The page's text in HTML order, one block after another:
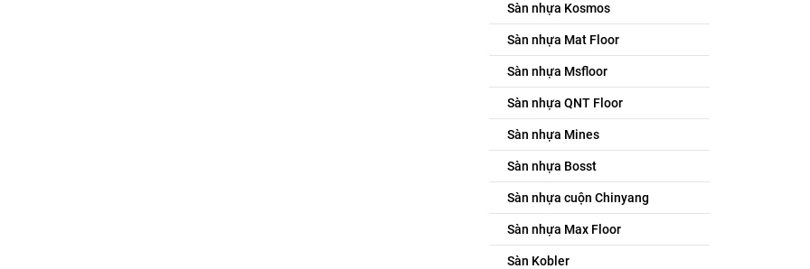
Sàn nhựa Kosmos
Sàn nhựa Mat Floor
Sàn nhựa Msfloor
Sàn nhựa QNT Floor
Sàn nhựa Mines
Sàn nhựa Bosst
Sàn nhựa cuộn Chinyang
Sàn nhựa Max Floor
Sàn Kobler